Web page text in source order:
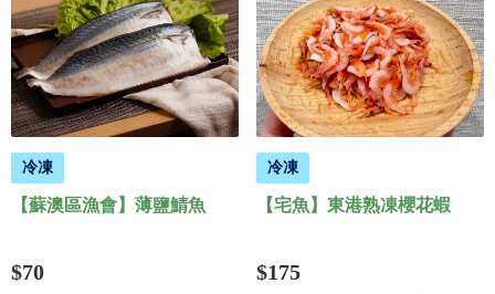
冷凍
【蘇澳區漁會】薄鹽鯖魚
$70
冷凍
【宅魚】東港熟凍櫻花蝦
$175